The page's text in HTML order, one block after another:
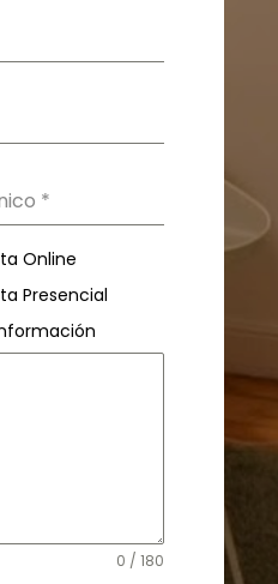
*
Online
Presencial
0 / 180